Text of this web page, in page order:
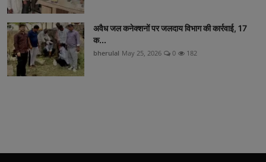
अवैध जल कनेक्शनों पर जलदाय विभाग की कार्रवाई, 17
क...
bherulal May 25, 2026 0 182